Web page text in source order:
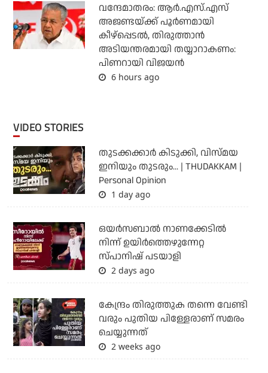
വന്ദേമാതരം: ആര്‍.എസ്.എസ്
അജണ്ടയ്ക്ക് പൂര്‍ണമായി
കീഴ്‌പ്പെടല്‍, തിരുത്താന്‍
അടിയന്തരമായി തയ്യാറാകണം:
പിണറായി വിജയന്‍
6 hours ago
VIDEO STORIES
തുടക്കക്കാര്‍ കിടുക്കി, വിസ്മയ
ഇനിയും തുടരും... | THUDAKKAM |
Personal Opinion
1 day ago
ഒയര്‍സബാൽ നാണക്കേടിൽ
നിന്ന് ഉയിർത്തെഴുന്നേറ്റ
സ്പാനിഷ് പടയാളി
2 days ago
കേന്ദ്രം തിരുത്തുക തന്നെ വേണ്ടി
വരും പുതിയ പിള്ളേരാണ് സമരം
ചെയ്യുന്നത്
2 weeks ago